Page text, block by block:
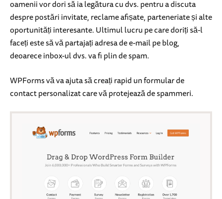
oamenii vor dori să ia legătura cu dvs. pentru a discuta
despre postări invitate, reclame afișate, parteneriate și alte
oportunități interesante. Ultimul lucru pe care doriți să-l
faceți este să vă partajați adresa de e-mail pe blog,
deoarece inbox-ul dvs. va fi plin de spam.
WPForms vă va ajuta să creați rapid un formular de
contact personalizat care vă protejează de spammeri.